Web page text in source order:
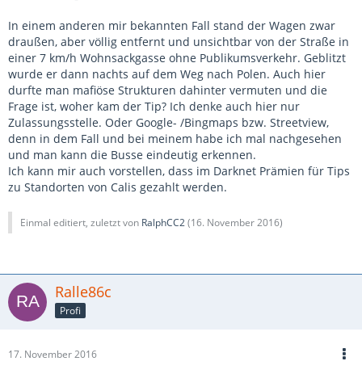
In einem anderen mir bekannten Fall stand der Wagen zwar
draußen, aber völlig entfernt und unsichtbar von der Straße in
einer 7 km/h Wohnsackgasse ohne Publikumsverkehr. Geblitzt
wurde er dann nachts auf dem Weg nach Polen. Auch hier
durfte man mafiöse Strukturen dahinter vermuten und die
Frage ist, woher kam der Tip? Ich denke auch hier nur
Zulassungsstelle. Oder Google- /Bingmaps bzw. Streetview,
denn in dem Fall und bei meinem habe ich mal nachgesehen
und man kann die Busse eindeutig erkennen.
Ich kann mir auch vorstellen, dass im Darknet Prämien für Tips
zu Standorten von Calis gezahlt werden.
Einmal editiert, zuletzt von RalphCC2(16. November 2016)
Ralle86c
Profi
17. November 2016